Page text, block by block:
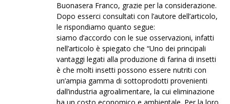
Buonasera Franco, grazie per la considerazione.
Dopo esserci consultati con l’autore dell’articolo,
le rispondiamo quanto segue:
siamo d’accordo con le sue osservazioni, infatti
nell’articolo è spiegato che “Uno dei principali
vantaggi legati alla produzione di farina di insetti
è che molti insetti possono essere nutriti con
un’ampia gamma di sottoprodotti provenienti
dall’industria agroalimentare, la cui eliminazione